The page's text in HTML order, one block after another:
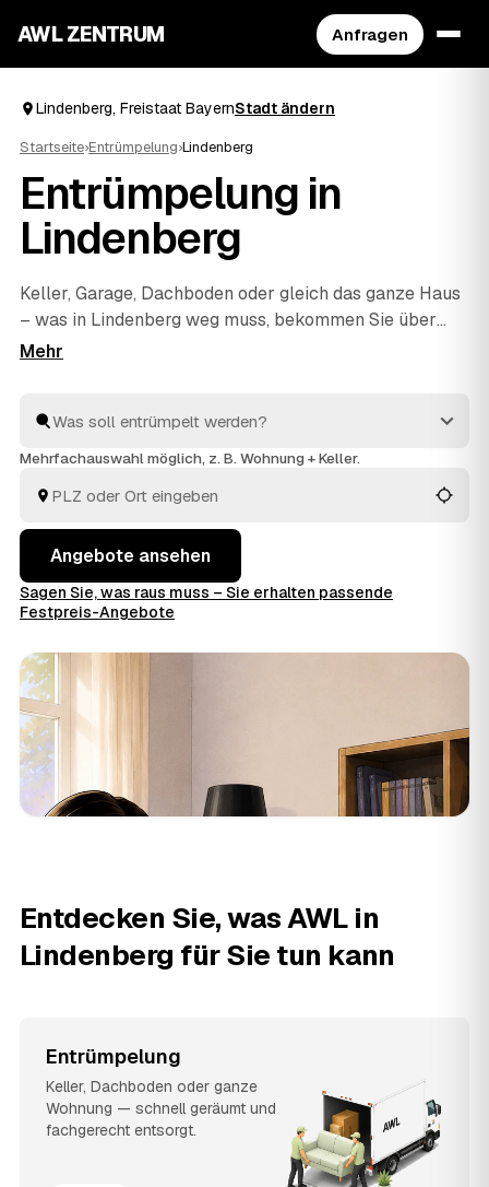
AWL ZENTRUM Anfragen
Lindenberg, Freistaat BayernStadt ändern
Startseite›Entrümpelung›Lindenberg
Entrümpelung in
Lindenberg
Keller, Garage, Dachboden oder gleich das ganze Haus
– was in Lindenberg weg muss, bekommen Sie über
AWL unkompliziert geregelt. Sie schildern einmal den
Messie-Wohnung oder eine Entrümpelung vor dem
Verkauf ist dabei kein Problem. Sie vergleichen die
Mehrfachauswahl möglich, z. B. Wohnung + Keller.
Angebote ansehen
Sagen Sie, was raus muss – Sie erhalten passende
Festpreis-Angebote
Entdecken Sie, was AWL in
Lindenberg für Sie tun kann
Entrümpelung
Keller, Dachboden oder ganze
Wohnung — schnell geräumt und
fachgerecht entsorgt.